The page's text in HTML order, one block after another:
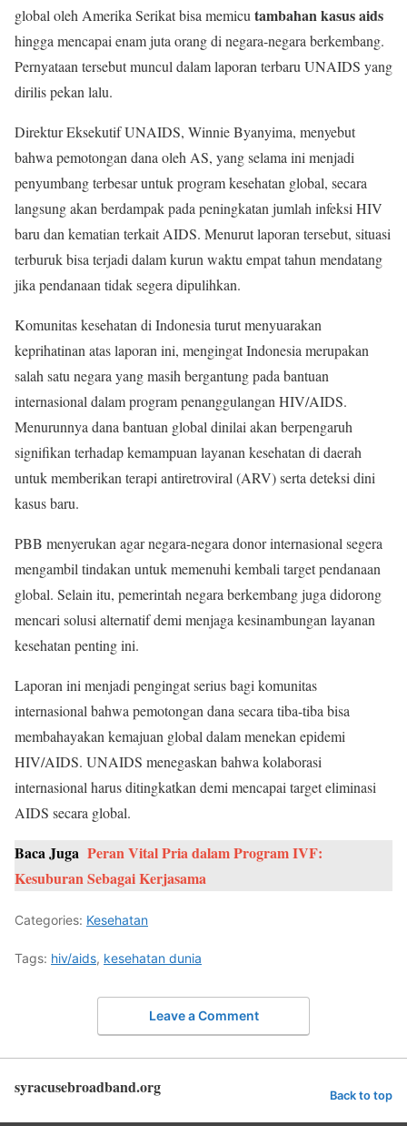
global oleh Amerika Serikat bisa memicu tambahan kasus aids
hingga mencapai enam juta orang di negara-negara berkembang.
Pernyataan tersebut muncul dalam laporan terbaru UNAIDS yang
dirilis pekan lalu.
Direktur Eksekutif UNAIDS, Winnie Byanyima, menyebut
bahwa pemotongan dana oleh AS, yang selama ini menjadi
penyumbang terbesar untuk program kesehatan global, secara
langsung akan berdampak pada peningkatan jumlah infeksi HIV
baru dan kematian terkait AIDS. Menurut laporan tersebut, situasi
terburuk bisa terjadi dalam kurun waktu empat tahun mendatang
jika pendanaan tidak segera dipulihkan.
Komunitas kesehatan di Indonesia turut menyuarakan
keprihatinan atas laporan ini, mengingat Indonesia merupakan
salah satu negara yang masih bergantung pada bantuan
internasional dalam program penanggulangan HIV/AIDS.
Menurunnya dana bantuan global dinilai akan berpengaruh
signifikan terhadap kemampuan layanan kesehatan di daerah
untuk memberikan terapi antiretroviral (ARV) serta deteksi dini
kasus baru.
PBB menyerukan agar negara-negara donor internasional segera
mengambil tindakan untuk memenuhi kembali target pendanaan
global. Selain itu, pemerintah negara berkembang juga didorong
mencari solusi alternatif demi menjaga kesinambungan layanan
kesehatan penting ini.
Laporan ini menjadi pengingat serius bagi komunitas
internasional bahwa pemotongan dana secara tiba-tiba bisa
membahayakan kemajuan global dalam menekan epidemi
HIV/AIDS. UNAIDS menegaskan bahwa kolaborasi
internasional harus ditingkatkan demi mencapai target eliminasi
AIDS secara global.
Baca Juga Peran Vital Pria dalam Program IVF:
Kesuburan Sebagai Kerjasama
Categories: Kesehatan
Tags: hiv/aids, kesehatan dunia
Leave a Comment
syracusebroadband.org Back to top